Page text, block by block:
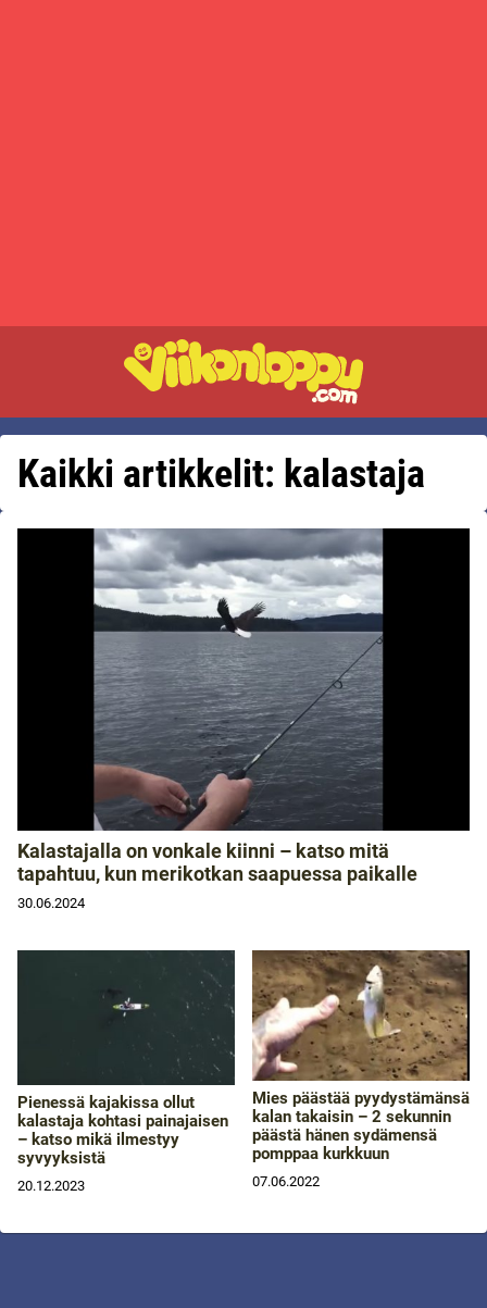
Kaikki artikkelit: kalastaja
Kalastajalla on vonkale kiinni – katso mitä
tapahtuu, kun merikotkan saapuessa paikalle
30.06.2024
Pienessä kajakissa ollut
kalastaja kohtasi painajaisen
– katso mikä ilmestyy
syvyyksistä
20.12.2023
Mies päästää pyydystämänsä
kalan takaisin – 2 sekunnin
päästä hänen sydämensä
pomppaa kurkkuun
07.06.2022